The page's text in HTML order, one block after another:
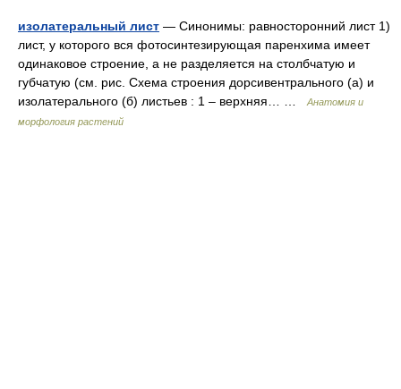
изолатеральный лист — Синонимы: равносторонний лист 1)
лист, у которого вся фотосинтезирующая паренхима имеет
одинаковое строение, а не разделяется на столбчатую и
губчатую (см. рис. Схема строения дорсивентрального (а) и
изолатерального (б) листьев : 1 – верхняя… …
Анатомия и
морфология растений